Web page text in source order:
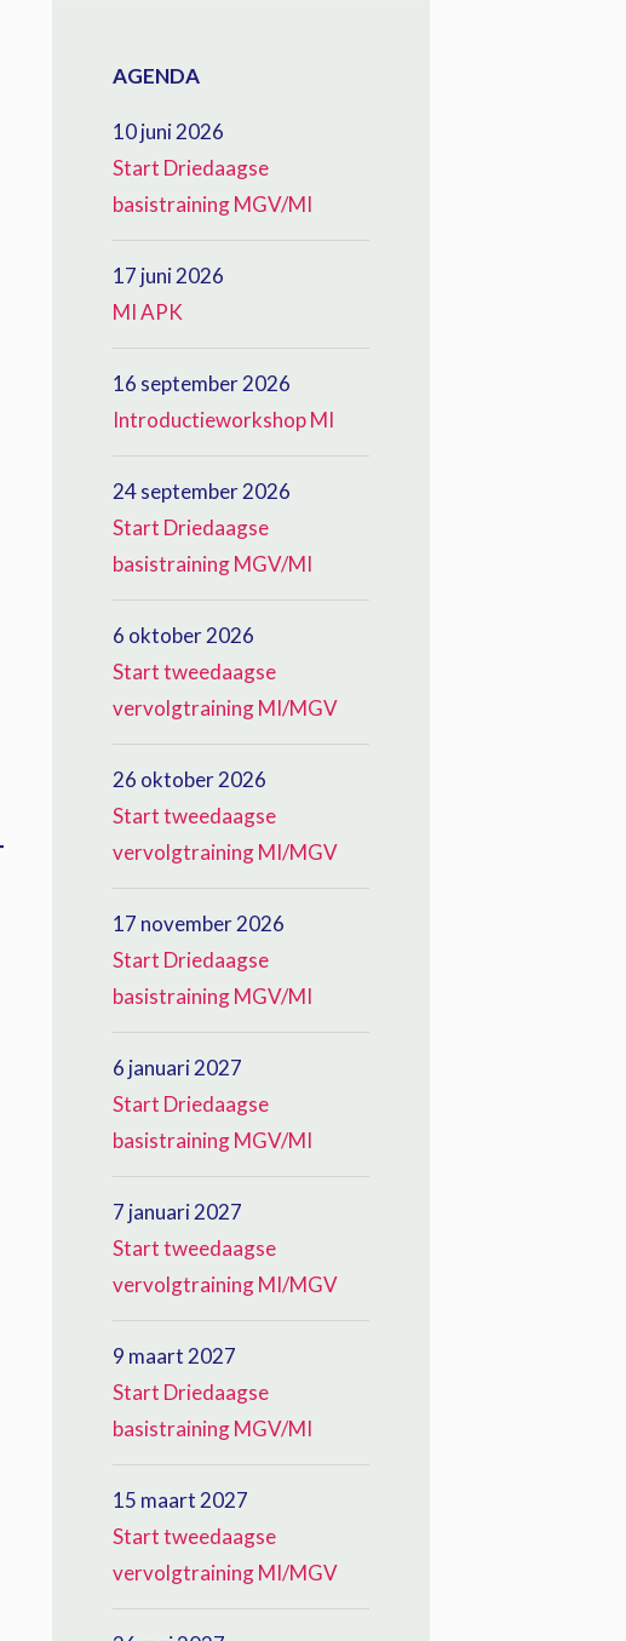
AGENDA
10 juni 2026
Start Driedaagse
basistraining MGV/MI
17 juni 2026
MI APK
16 september 2026
Introductieworkshop MI
24 september 2026
Start Driedaagse
basistraining MGV/MI
6 oktober 2026
Start tweedaagse
vervolgtraining MI/MGV
26 oktober 2026
Start tweedaagse
vervolgtraining MI/MGV
17 november 2026
Start Driedaagse
basistraining MGV/MI
6 januari 2027
Start Driedaagse
basistraining MGV/MI
7 januari 2027
Start tweedaagse
vervolgtraining MI/MGV
9 maart 2027
Start Driedaagse
basistraining MGV/MI
15 maart 2027
Start tweedaagse
vervolgtraining MI/MGV